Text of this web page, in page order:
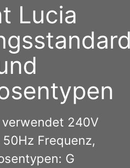
Lucia
240V
Frequenz,
G